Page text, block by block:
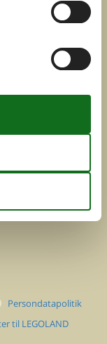
Persondatapolitik
til LEGOLAND